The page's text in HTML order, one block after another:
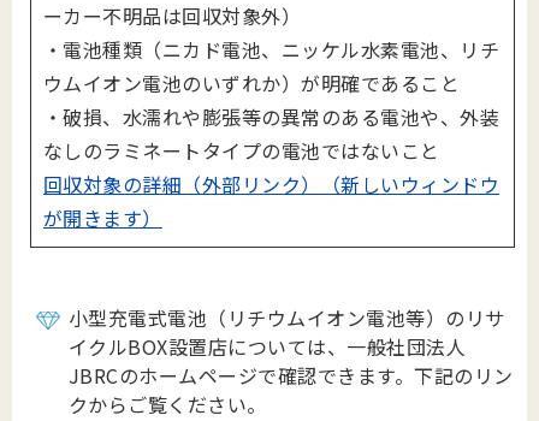
ーカー不明品は回収対象外）
・電池種類（ニカド電池、ニッケル水素電池、リチ
ウムイオン電池のいずれか）が明確であること
・破損、水濡れや膨張等の異常のある電池や、外装
なしのラミネートタイプの電池ではないこと
回収対象の詳細（外部リンク）（新しいウィンドウ
が開きます）
小型充電式電池（リチウムイオン電池等）のリサ
イクルBOX設置店については、一般社団法人
JBRCのホームページで確認できます。下記のリン
クからご覧ください。